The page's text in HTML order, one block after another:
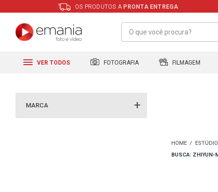
OS PRODUTOS A PRONTA ENTREGA
VER TODOS FOTOGRAFIA FILMAGEM
MARCA
BUSCA: ZHIYUN-